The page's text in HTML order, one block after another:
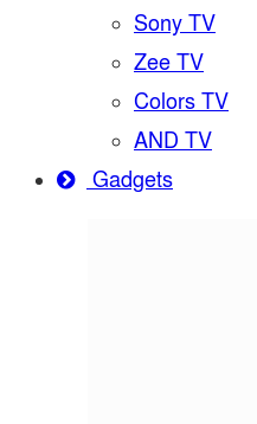
Sony TV
Zee TV
Colors TV
AND TV
Gadgets